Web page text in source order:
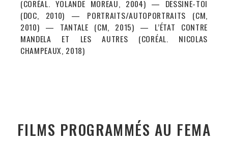
(CORÉAL. YOLANDE MOREAU, 2004) — DESSINE-TOI
(DOC, 2010) — PORTRAITS/AUTOPORTRAITS (CM,
2010) — TANTALE (CM, 2015) — L’ÉTAT CONTRE
MANDELA ET LES AUTRES (CORÉAL. NICOLAS
CHAMPEAUX, 2018)
FILMS PROGRAMMÉS AU FEMA